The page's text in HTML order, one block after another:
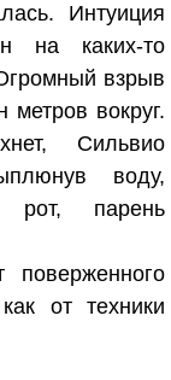
Интуиция
на каких-то
взрыв
вокруг.
Сильвио
воду,
рот, парень
от техники